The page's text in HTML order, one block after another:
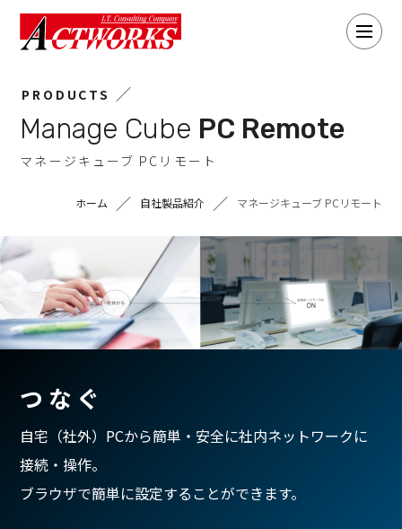
ACTWORKS(ア
ク
ワ
ー
ク
ス)
Menu
Manage Cube PC Remote
マネージキューブ PCリモート
PRODUCTS
ホーム 自社製品紹介 マネージキューブ PCリモート
つなぐ
自宅（社外）PCから簡単・安全に社内ネットワークに
接続・操作。
ブラウザで簡単に設定することができます。